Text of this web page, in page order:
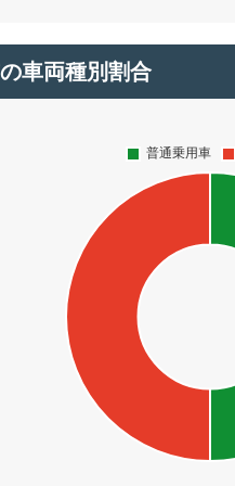
車両種別割合